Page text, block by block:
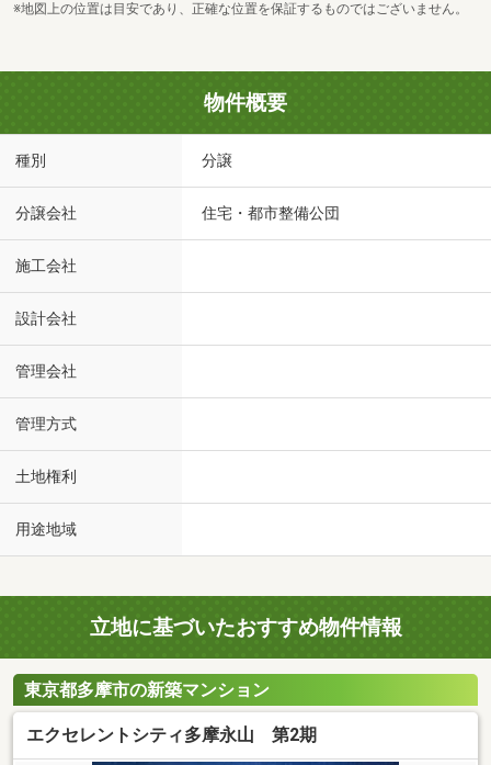
※地図上の位置は目安であり、正確な位置を保証するものではございません。
物件概要
種別 分譲
分譲会社 住宅・都市整備公団
施工会社
設計会社
管理会社
管理方式
土地権利
用途地域
立地に基づいたおすすめ物件情報
東京都多摩市の新築マンション
エクセレントシティ多摩永山 第2期